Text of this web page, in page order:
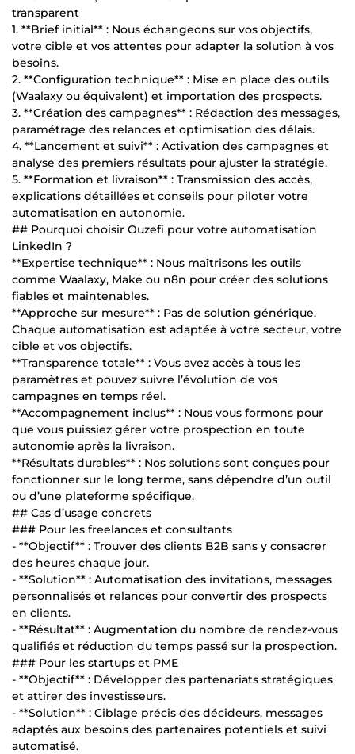
transparent
1. **Brief initial** : Nous échangeons sur vos objectifs,
votre cible et vos attentes pour adapter la solution à vos
besoins.
2. **Configuration technique** : Mise en place des outils
(Waalaxy ou équivalent) et importation des prospects.
3. **Création des campagnes** : Rédaction des messages,
paramétrage des relances et optimisation des délais.
4. **Lancement et suivi** : Activation des campagnes et
analyse des premiers résultats pour ajuster la stratégie.
5. **Formation et livraison** : Transmission des accès,
explications détaillées et conseils pour piloter votre
automatisation en autonomie.
## Pourquoi choisir Ouzefi pour votre automatisation
LinkedIn ?
**Expertise technique** : Nous maîtrisons les outils
comme Waalaxy, Make ou n8n pour créer des solutions
fiables et maintenables.
**Approche sur mesure** : Pas de solution générique.
Chaque automatisation est adaptée à votre secteur, votre
cible et vos objectifs.
**Transparence totale** : Vous avez accès à tous les
paramètres et pouvez suivre l’évolution de vos
campagnes en temps réel.
**Accompagnement inclus** : Nous vous formons pour
que vous puissiez gérer votre prospection en toute
autonomie après la livraison.
**Résultats durables** : Nos solutions sont conçues pour
fonctionner sur le long terme, sans dépendre d’un outil
ou d’une plateforme spécifique.
## Cas d’usage concrets
### Pour les freelances et consultants
- **Objectif** : Trouver des clients B2B sans y consacrer
des heures chaque jour.
- **Solution** : Automatisation des invitations, messages
personnalisés et relances pour convertir des prospects
en clients.
- **Résultat** : Augmentation du nombre de rendez-vous
qualifiés et réduction du temps passé sur la prospection.
### Pour les startups et PME
- **Objectif** : Développer des partenariats stratégiques
et attirer des investisseurs.
- **Solution** : Ciblage précis des décideurs, messages
adaptés aux besoins des partenaires potentiels et suivi
automatisé.